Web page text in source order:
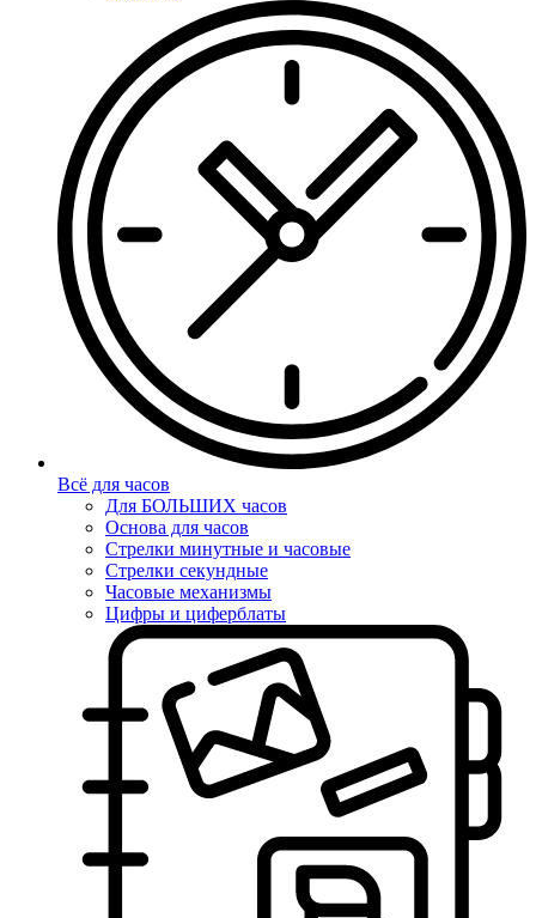
Всё для часов
Для БОЛЬШИХ часов
Основа для часов
Стрелки минутные и часовые
Стрелки секундные
Часовые механизмы
Цифры и циферблаты